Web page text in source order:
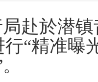
赴於潜
“精准曝